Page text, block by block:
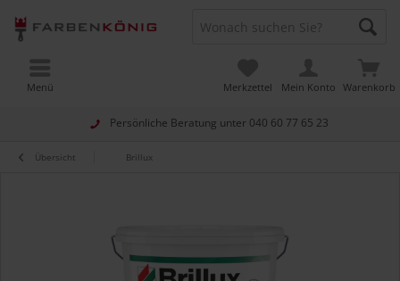
Persönliche Beratung unter 040 60 77 65 23
Warenkorb
Merkzettel Mein Konto
Menü
Übersicht Brillux